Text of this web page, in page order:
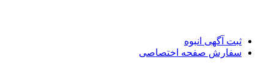
ثبت آگهی انبوه
سفارش صفحه اختصاصی